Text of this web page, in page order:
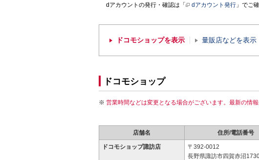
dアカウントの発行・確認は「
dアカウント発行 」でご
ドコモショップを表示 量販店などを表示
ドコモショップ
営業時間などは変更となる場合がございます。最新の情
店舗名 住所/電話番号
ドコモショップ諏訪店
〒392-0012
長野県諏訪市四賀赤沼